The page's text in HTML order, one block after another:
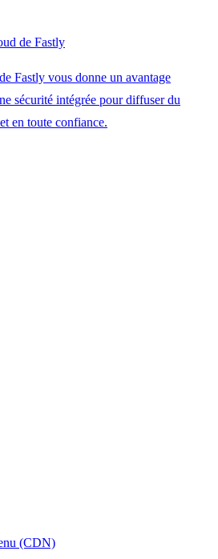
de Fastly
Fastly vous donne un avantage
sécurité intégrée pour diffuser du
en toute confiance.
(CDN)